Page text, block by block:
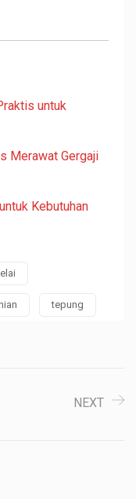
untuk
Merawat Gergaji
Kebutuhan
tepung
NEXT